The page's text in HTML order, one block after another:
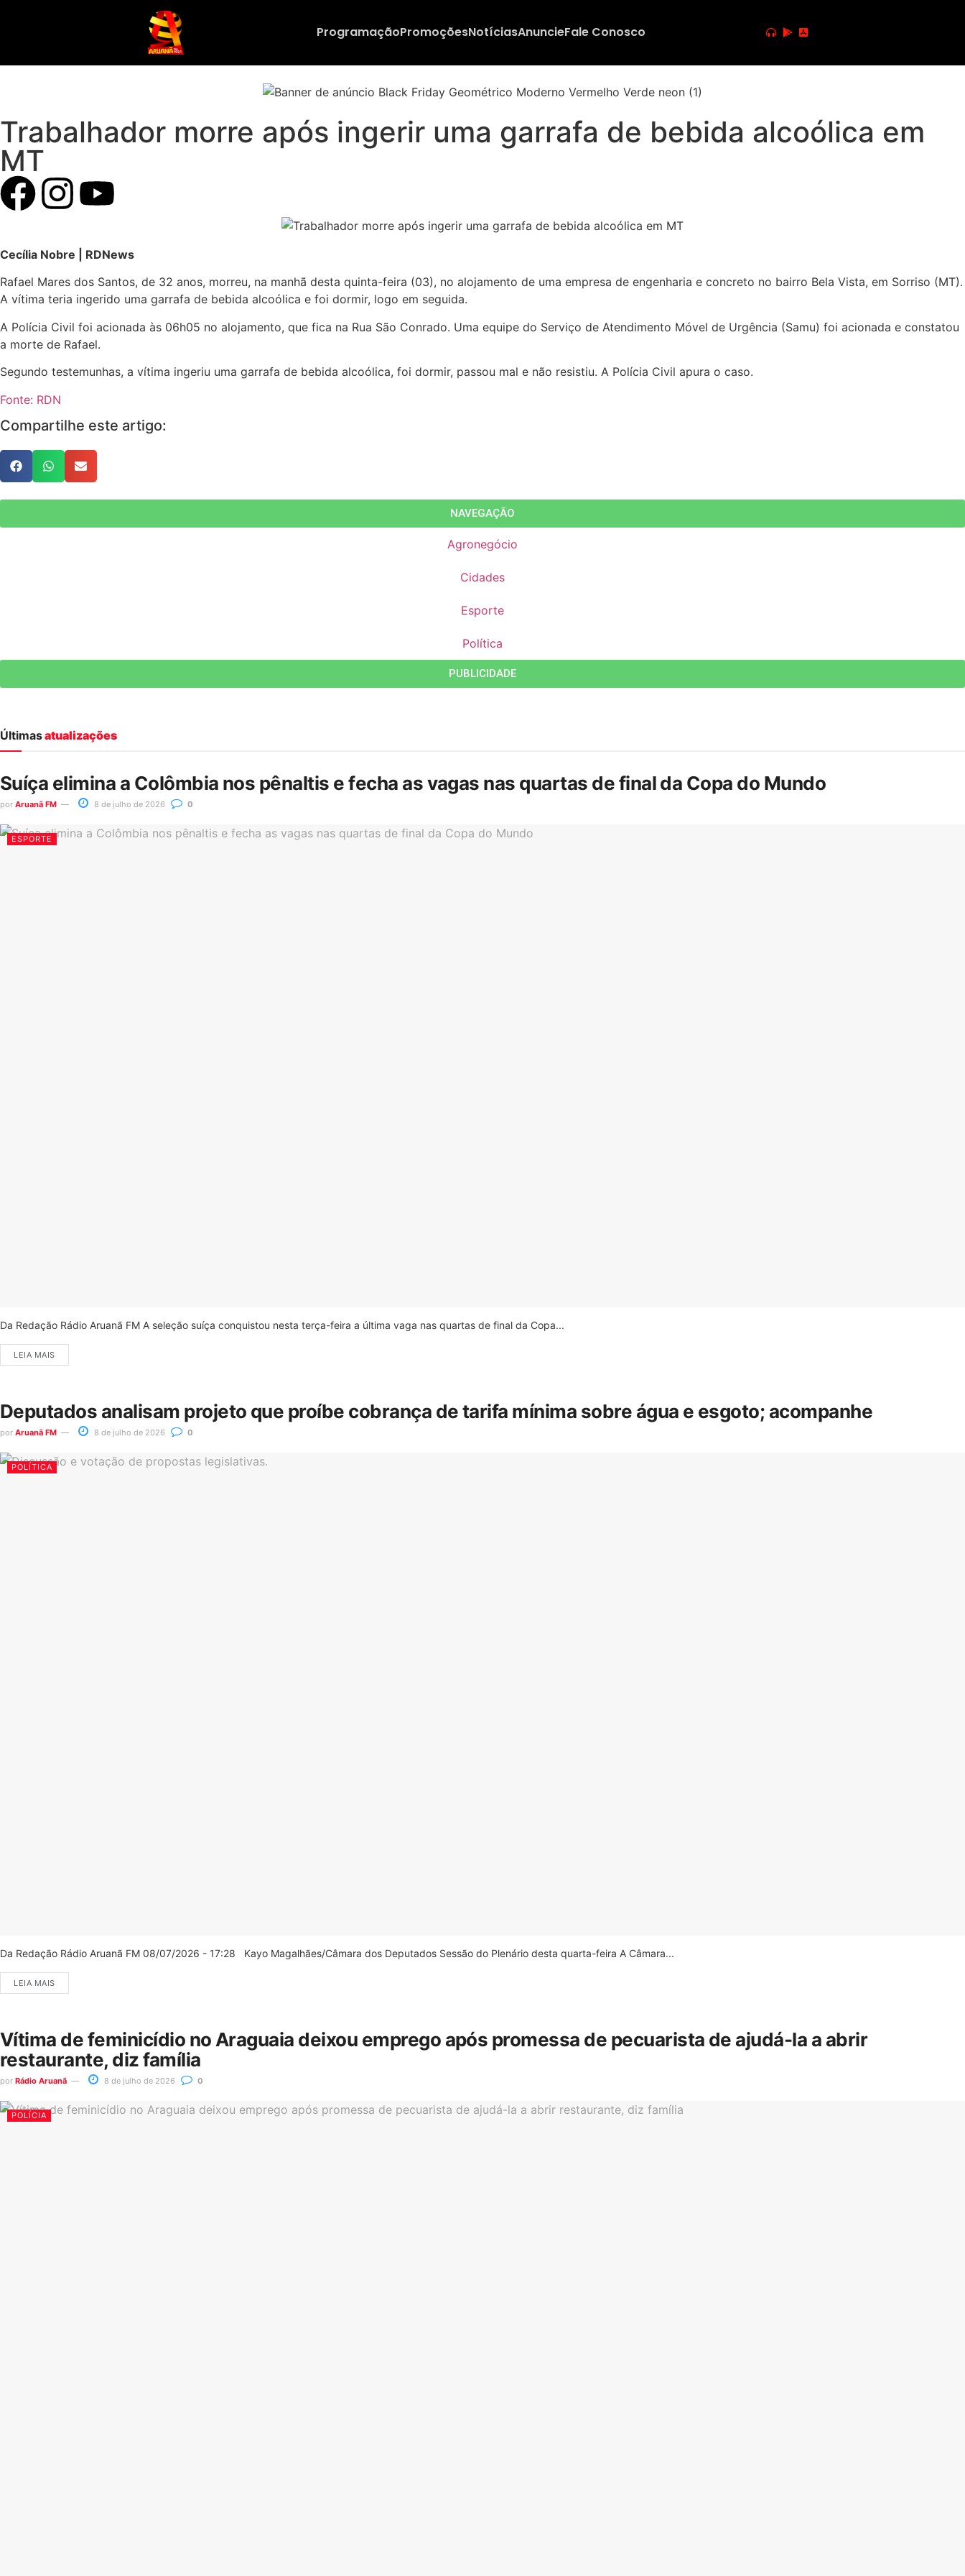
ProgramaçãoPromoçõesNotíciasAnuncieFale Conosco
Trabalhador morre após ingerir uma garrafa de bebida alcoólica em
MT
Cecília Nobre | RDNews
Rafael Mares dos Santos, de 32 anos, morreu, na manhã desta quinta-feira (03), no alojamento de uma empresa de engenharia e concreto no bairro Bela Vista, em Sorriso (MT).
A vítima teria ingerido uma garrafa de bebida alcoólica e foi dormir, logo em seguida.
A Polícia Civil foi acionada às 06h05 no alojamento, que fica na Rua São Conrado. Uma equipe do Serviço de Atendimento Móvel de Urgência (Samu) foi acionada e constatou
a morte de Rafael.
Segundo testemunhas, a vítima ingeriu uma garrafa de bebida alcoólica, foi dormir, passou mal e não resistiu. A Polícia Civil apura o caso.
Fonte: RDN
Compartilhe este artigo:
NAVEGAÇÃO
Agronegócio
Cidades
Esporte
Política
PUBLICIDADE
Últimasatualizações
Suíça elimina a Colômbia nos pênaltis e fecha as vagas nas quartas de final da Copa do Mundo
por Aruanã FM 8 de julho de 2026 0
ESPORTE
Da Redação Rádio Aruanã FM A seleção suíça conquistou nesta terça-feira a última vaga nas quartas de final da Copa...
LEIA MAIS
Deputados analisam projeto que proíbe cobrança de tarifa mínima sobre água e esgoto; acompanhe
por Aruanã FM 8 de julho de 2026 0
POLÍTICA
Da Redação Rádio Aruanã FM 08/07/2026 - 17:28 Kayo Magalhães/Câmara dos Deputados Sessão do Plenário desta quarta-feira A Câmara...
LEIA MAIS
Vítima de feminicídio no Araguaia deixou emprego após promessa de pecuarista de ajudá-la a abrir
restaurante, diz família
por Rádio Aruanã 8 de julho de 2026 0
POLÍCIA